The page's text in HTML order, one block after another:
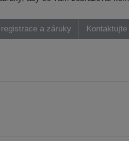
a záruky Kontaktujte